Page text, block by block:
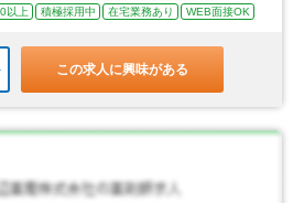
以上 積極採用中 在宅業務あり WEB面接OK
この求人に興味がある